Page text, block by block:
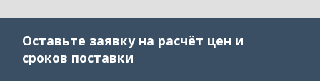
Оставьте заявку на расчёт цен и
сроков поставки